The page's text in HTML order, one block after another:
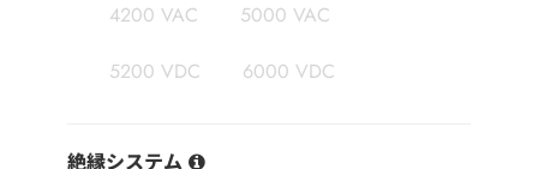
4200 VAC 5000 VAC
5200 VDC 6000 VDC
絶縁システム